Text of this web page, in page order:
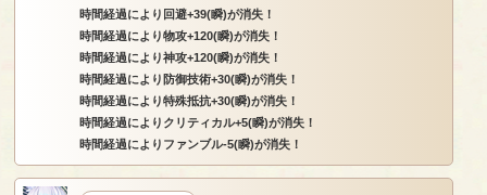
時間経過により回避+39(瞬)が消失！
時間経過により物攻+120(瞬)が消失！
時間経過により神攻+120(瞬)が消失！
時間経過により防御技術+30(瞬)が消失！
時間経過により特殊抵抗+30(瞬)が消失！
時間経過によりクリティカル+5(瞬)が消失！
時間経過によりファンブル-5(瞬)が消失！